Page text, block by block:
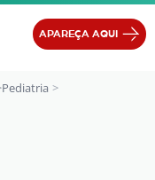
APAREÇA AQUI
Pediatria